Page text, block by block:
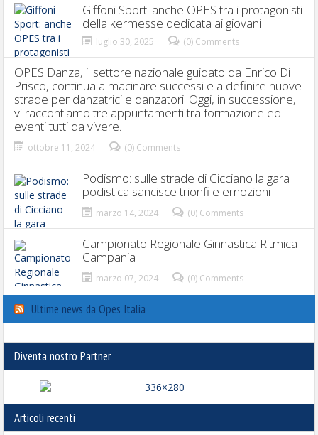
Giffoni Sport: anche OPES tra i protagonisti
della kermesse dedicata ai giovani
luglio 30, 2025 (0) Comments
OPES Danza, il settore nazionale guidato da Enrico Di
Prisco, continua a macinare successi e a definire nuove
strade per danzatrici e danzatori. Oggi, in successione,
vi raccontiamo tre appuntamenti tra formazione ed
eventi tutti da vivere.
ottobre 11, 2024 (0) Comments
Podismo: sulle strade di Cicciano la gara
podistica sancisce trionfi e emozioni
marzo 14, 2024 (0) Comments
Campionato Regionale Ginnastica Ritmica
Campania
marzo 07, 2024 (0) Comments
Ultime news da Opes Italia
Diventa nostro Partner
Articoli recenti